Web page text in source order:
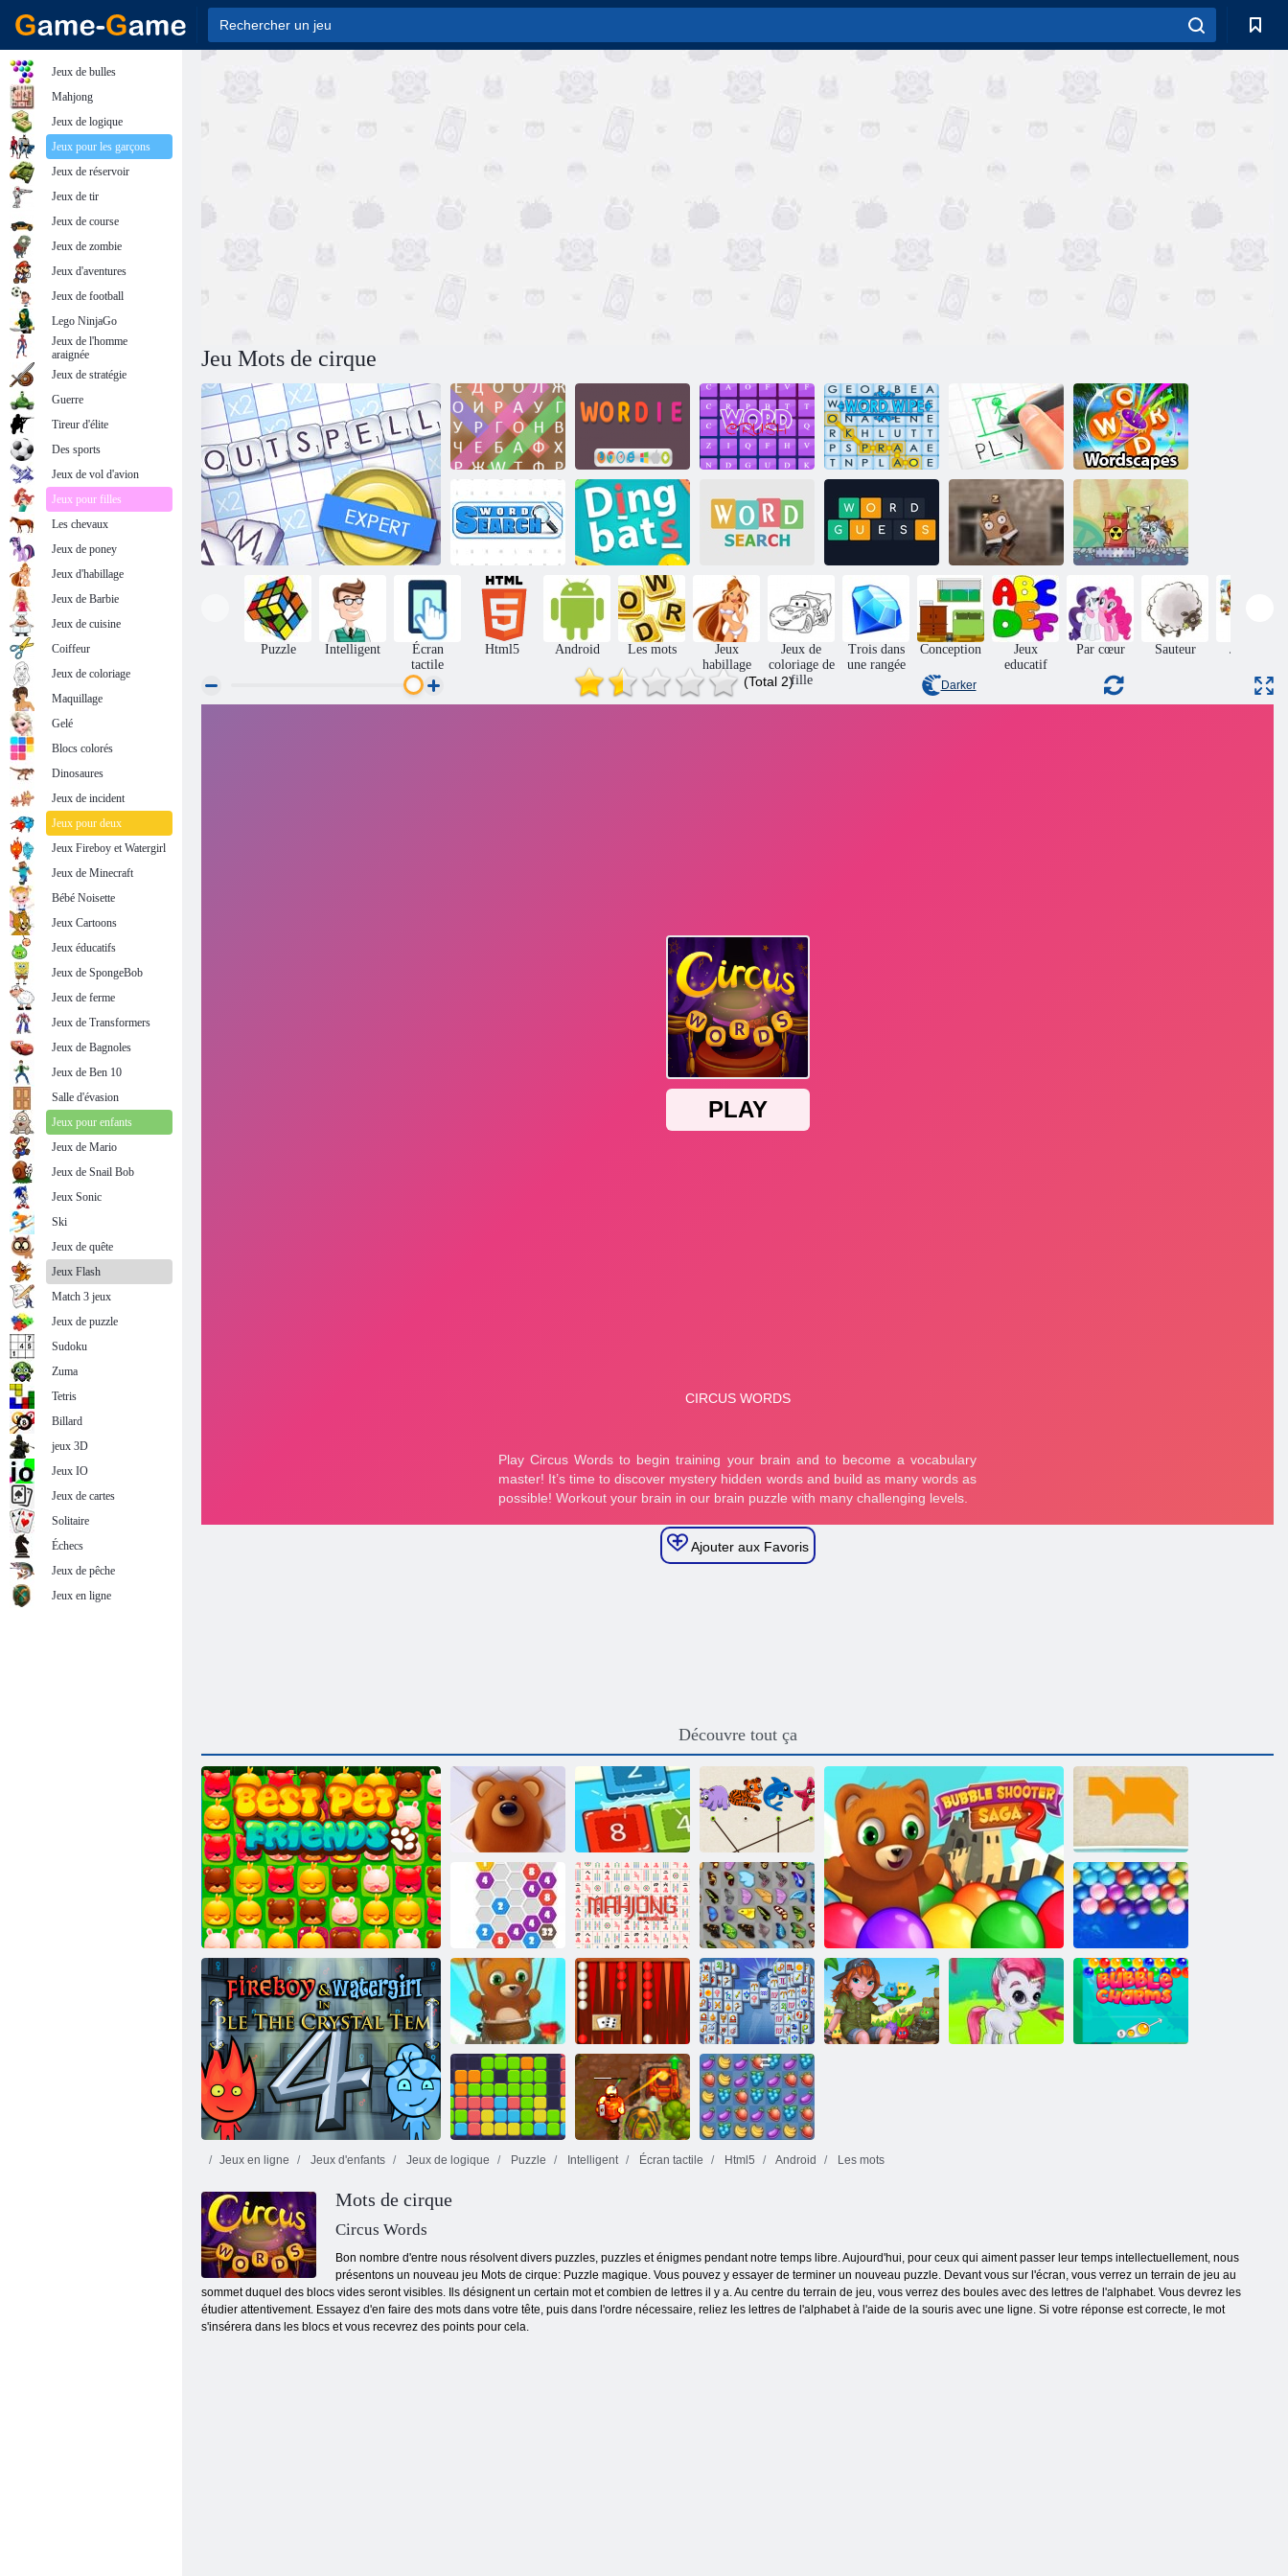
Jeu Mots de cirque
Mot d'oiseau File
Écrasement de
mot
Lingette des
mots
Bourreau Scapes de mots
Recherche de
mot
Dingbats
Recherche de
Mot deviner
Réveiller la boîte
2
Canon laser
Puzzle Intelligent
Écran
tactile
Html5 Android Les mots
Jeux
habillage
Jeux de
coloriage de
fille
Trois dans
une rangée
Conception
Jeux
educatif
Par cœur Sauteur
Jeux de
(Total 2) Darker
Ajouter aux Favoris
Découvre tout ça
Top Favoris Amis
Lignes animaux 2048 trois
Associez The
Animal
Enfants Tangram
2020 Connect
Meilleur
Mahjong
classique
Fireboy and Watergirl 4: The Crystal Temple
Mahjong
papillon
Bubbles sans fin
Bubble Shooter
sans fin
Backgammon
Classic
Mahjong
Fortuna
Jeux en ligne Jeux d'enfants Jeux de logique Puzzle Intelligent Écran tactile Html5 Android Les mots
Mots de cirque
Circus Words
Bon nombre d'entre nous résolvent divers puzzles, puzzles et énigmes pendant notre temps libre. Aujourd'hui, pour ceux qui aiment passer leur temps intellectuellement, nous
présentons un nouveau jeu Mots de cirque: Puzzle magique. Vous pouvez y essayer de terminer un nouveau puzzle. Devant vous sur l'écran, vous verrez un terrain de jeu au
sommet duquel des blocs vides seront visibles. Ils désignent un certain mot et combien de lettres il y a. Au centre du terrain de jeu, vous verrez des boules avec des lettres de l'alphabet. Vous devrez les
étudier attentivement. Essayez d'en faire des mots dans votre tête, puis dans l'ordre nécessaire, reliez les lettres de l'alphabet à l'aide de la souris avec une ligne. Si votre réponse est correcte, le mot
s'insérera dans les blocs et vous recevrez des points pour cela.
Jeux de bulles
Mahjong
Jeux de logique
Jeux pour les garçons
Jeux de réservoir
Jeux de tir
Jeux de course
Jeux de zombie
Jeux d'aventures
Jeux de football
Lego NinjaGo
Jeux de l'homme
araignée
Jeux de stratégie
Guerre
Tireur d'élite
Des sports
Jeux de vol d'avion
Jeux pour filles
Les chevaux
Jeux de poney
Jeux d'habillage
Jeux de Barbie
Jeux de cuisine
Coiffeur
Jeux de coloriage
Maquillage
Gelé
Blocs colorés
Dinosaures
Jeux de incident
Jeux pour deux
Jeux Fireboy et Watergirl
Jeux de Minecraft
Bébé Noisette
Jeux Cartoons
Jeux éducatifs
Jeux de SpongeBob
Jeux de ferme
Jeux de Transformers
Jeux de Bagnoles
Jeux de Ben 10
Salle d'évasion
Jeux pour enfants
Jeux de Mario
Jeux de Snail Bob
Jeux Sonic
Ski
Jeux de quête
Jeux Flash
Match 3 jeux
Jeux de puzzle
Sudoku
Zuma
Tetris
Billard
jeux 3D
Jeux IO
Jeux de cartes
Solitaire
Échecs
Jeux de pêche
Jeux en ligne